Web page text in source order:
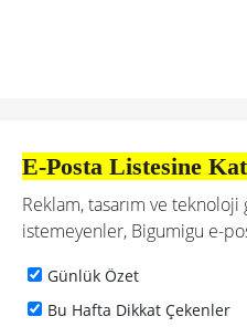
E-Posta Listesine
Reklam, tasarım ve
istemeyenler, Bigumigu e-
Günlük Özet
Bu Hafta Dikkat Çekenler